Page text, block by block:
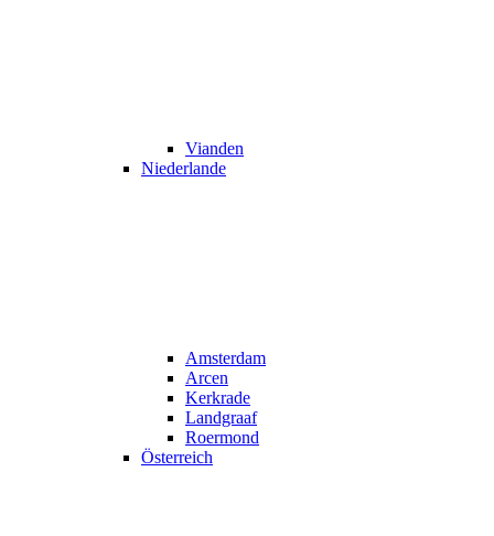
Vianden
Niederlande
Amsterdam
Arcen
Kerkrade
Landgraaf
Roermond
Österreich